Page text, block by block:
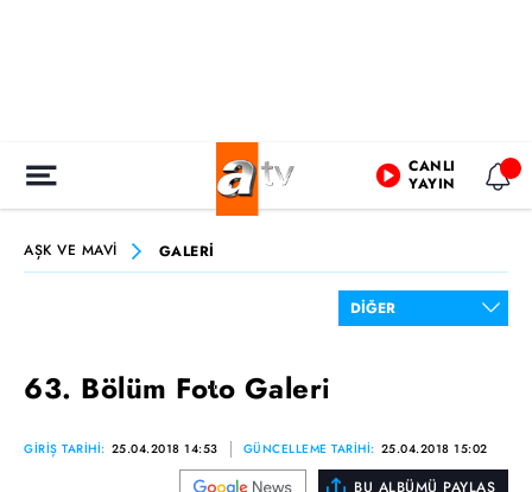
CANLI
YAYIN
AŞK VE MAVİ GALERİ
63. Bölüm Foto Galeri
GİRİŞ TARİHİ: 25.04.2018 14:53 GÜNCELLEME TARİHİ: 25.04.2018 15:02
BU ALBÜMÜ PAYLAŞ